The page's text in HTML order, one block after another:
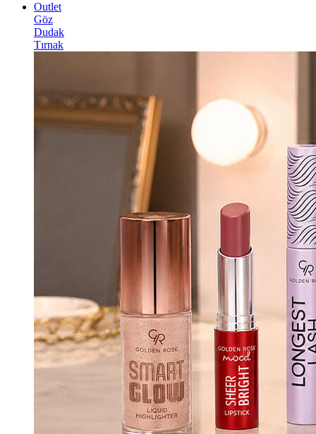
Outlet
Göz
Dudak
Tırnak